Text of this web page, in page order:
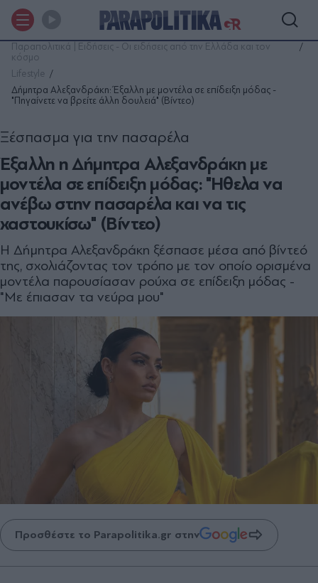
Παραπολιτικά | Ειδήσεις - Οι ειδήσεις από την Ελλάδα και τον
κόσμο
Lifestyle
Δήμητρα Αλεξανδράκη: Έξαλλη με μοντέλα σε επίδειξη μόδας -
"Πηγαίνετε να βρείτε άλλη δουλειά" (Βίντεο)
Έξαλλη η Δήμητρα Αλεξανδράκη με
μοντέλα σε επίδειξη μόδας: "Ήθελα να
ανέβω στην πασαρέλα και να τις
χαστουκίσω" (Βίντεο)
Ξέσπασμα για την πασαρέλα
Η Δήμητρα Αλεξανδράκη ξέσπασε μέσα από βίντεό
της, σχολιάζοντας τον τρόπο με τον οποίο ορισμένα
μοντέλα παρουσίασαν ρούχα σε επίδειξη μόδας -
"Με έπιασαν τα νεύρα μου"
Προσθέστε το Parapolitika.gr στην